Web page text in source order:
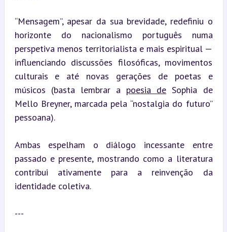
“Mensagem”, apesar da sua brevidade, redefiniu o
horizonte do nacionalismo português numa
perspetiva menos territorialista e mais espiritual —
influenciando discussões filosóficas, movimentos
culturais e até novas gerações de poetas e
músicos (basta lembrar a poesia de Sophia de
Mello Breyner, marcada pela “nostalgia do futuro”
pessoana).
Ambas espelham o diálogo incessante entre
passado e presente, mostrando como a literatura
contribui ativamente para a reinvenção da
identidade coletiva.
---